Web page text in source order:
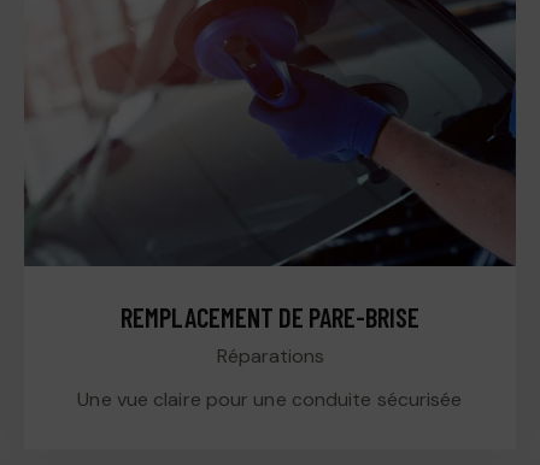
REMPLACEMENT DE PARE-BRISE
Réparations
Une vue claire pour une conduite sécurisée